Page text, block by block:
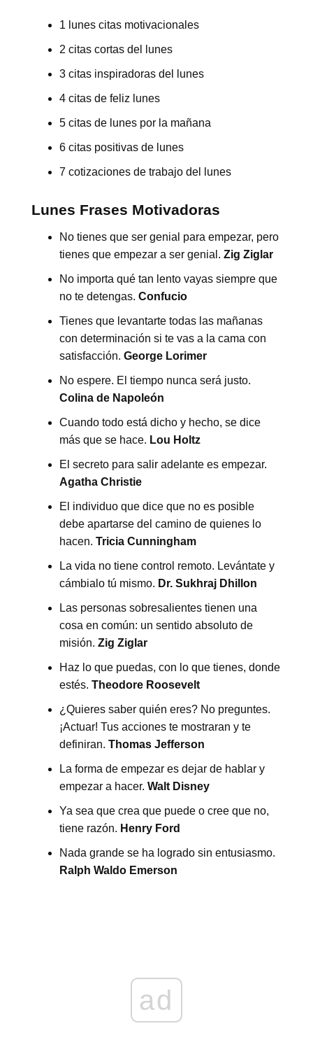
1 lunes citas motivacionales
2 citas cortas del lunes
3 citas inspiradoras del lunes
4 citas de feliz lunes
5 citas de lunes por la mañana
6 citas positivas de lunes
7 cotizaciones de trabajo del lunes
Lunes Frases Motivadoras
No tienes que ser genial para empezar, pero
tienes que empezar a ser genial. Zig Ziglar
No importa qué tan lento vayas siempre que
no te detengas. Confucio
Tienes que levantarte todas las mañanas
con determinación si te vas a la cama con
satisfacción. George Lorimer
No espere. El tiempo nunca será justo.
Colina de Napoleón
Cuando todo está dicho y hecho, se dice
más que se hace. Lou Holtz
El secreto para salir adelante es empezar.
Agatha Christie
El individuo que dice que no es posible
debe apartarse del camino de quienes lo
hacen. Tricia Cunningham
La vida no tiene control remoto. Levántate y
cámbialo tú mismo. Dr. Sukhraj Dhillon
Las personas sobresalientes tienen una
cosa en común: un sentido absoluto de
misión. Zig Ziglar
Haz lo que puedas, con lo que tienes, donde
estés. Theodore Roosevelt
¿Quieres saber quién eres? No preguntes.
¡Actuar! Tus acciones te mostraran y te
definiran. Thomas Jefferson
La forma de empezar es dejar de hablar y
empezar a hacer. Walt Disney
Ya sea que crea que puede o cree que no,
tiene razón. Henry Ford
Nada grande se ha logrado sin entusiasmo.
Ralph Waldo Emerson
ad